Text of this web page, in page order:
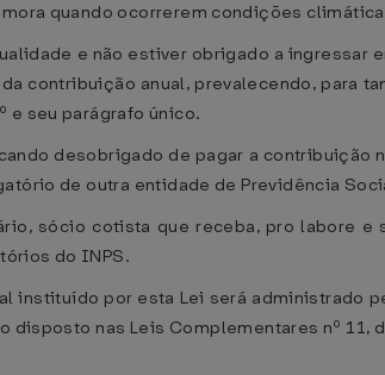
mora quando ocorrerem condições
e não estiver obrigado a
contribuição anual, prevalecendo, para
e seu parágrafo único.
desobrigado de pagar a
de outra entidade de Previdência
sócio cotista que receba, pro labore
do INPS.
por esta Lei será administrado
nas Leis Complementares nº 11,